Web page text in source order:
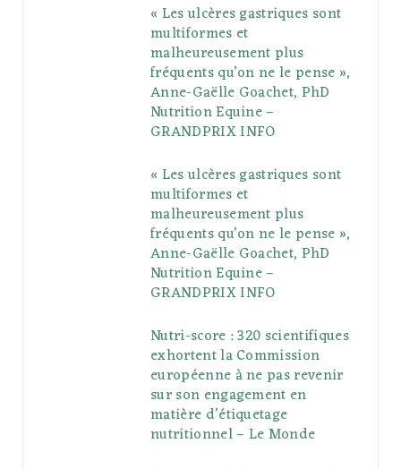
e
P
l
s
g
r
a
m
r
e
s
r
« Les ulcères gastriques sont
multiformes et
malheureusement plus
fréquents qu’on ne le pense »,
Anne-Gaëlle Goachet, PhD
Nutrition Equine –
GRANDPRIX INFO
« Les ulcères gastriques sont
multiformes et
malheureusement plus
fréquents qu’on ne le pense »,
Anne-Gaëlle Goachet, PhD
Nutrition Equine –
GRANDPRIX INFO
Nutri-score : 320 scientifiques
exhortent la Commission
européenne à ne pas revenir
sur son engagement en
matière d’étiquetage
nutritionnel – Le Monde